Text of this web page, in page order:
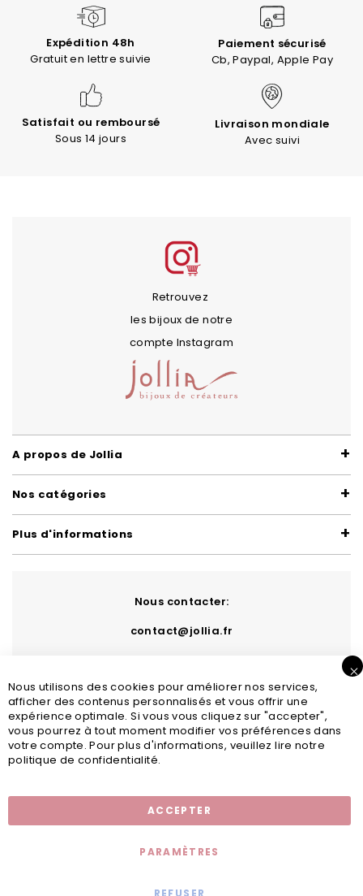
Expédition 48h
Gratuit en lettre suivie
Paiement sécurisé
Cb, Paypal, Apple Pay
Satisfait ou remboursé
Sous 14 jours
Livraison mondiale
Avec suivi
Retrouvez
les bijoux de notre
compte Instagram
A propos de Jollia
Nos catégories
Plus d'informations
Nous contacter:
contact@jollia.fr
Nous utilisons des cookies pour améliorer nos services,
afficher des contenus personnalisés et vous offrir une
expérience optimale. Si vous vous cliquez sur "accepter",
vous pourrez à tout moment modifier vos préférences dans
votre compte. Pour plus d'informations, veuillez lire notre
politique de confidentialité.
ACCEPTER
PARAMÈTRES
REFUSER